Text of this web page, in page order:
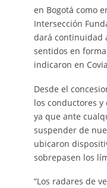
en Bogotá como
Intersección
dará continuidad
sentidos en
indicaron en
Desde el
los conductores y
ya que ante
suspender de
ubicaron
sobrepasen los
“Los radares de